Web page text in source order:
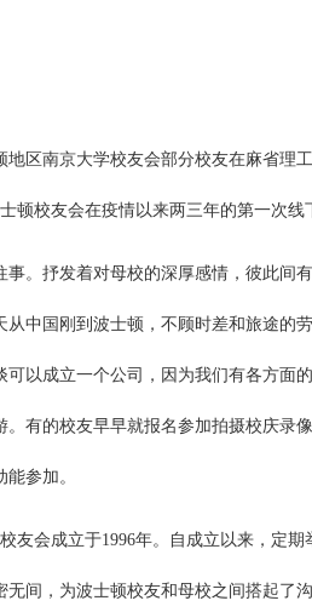
区南京大学校友会部分校友在麻省理
顿校友会在疫情以来两三年的第一次线
。抒发着对母校的深厚感情，彼此间
中国刚到波士顿，不顾时差和旅途的
以成立一个公司，因为我们有各方面
有的校友早早就报名参加拍摄校庆录
参加。
会成立于1996年。自成立以来，定
间，为波士顿校友和母校之间搭起了